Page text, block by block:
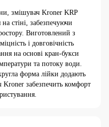
змішувач Kroner KRP
стіні, забезпечуючи
Виготовлений з
і довговічність
на основі кран-букси
та потоку води.
форма лійки додають
забезпечить комфорт